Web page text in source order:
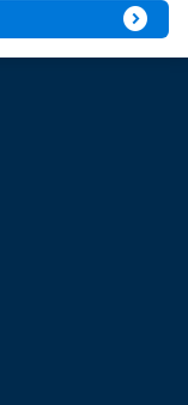
expand_circle_right